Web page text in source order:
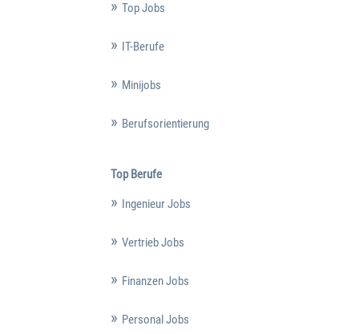
Top Jobs
IT-Berufe
Minijobs
Berufsorientierung
Top Berufe
Ingenieur Jobs
Vertrieb Jobs
Finanzen Jobs
Personal Jobs